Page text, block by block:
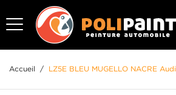
Accueil / LZ5E BLEU MUGELLO NACRE Audi